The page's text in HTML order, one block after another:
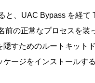
と、UAC Bypass を経
前の正常なプロセスを
隠すためのルートキット
ージをインストールす